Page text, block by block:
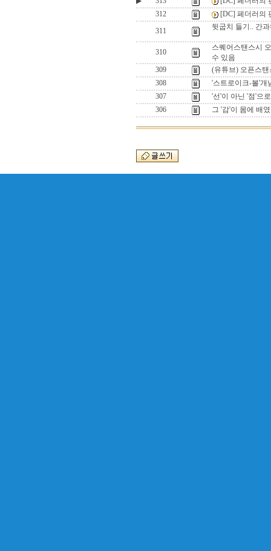
312
[DC] 페더러의
311
뒷굽치 들기.. 간
310
스퀘어스탠스시
수 있음
309
(유튜브) 오픈스
308
'스트로이크-볼'개
307
'선'이 아닌 '점'으
306
그 '감'이 몸에 배